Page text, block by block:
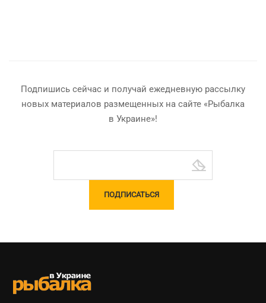
Подпишись сейчас и получай ежедневную рассылку
новых материалов размещенных на сайте «Рыбалка
в Украине»!